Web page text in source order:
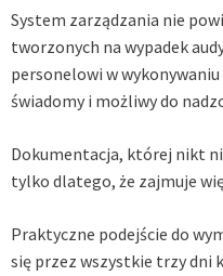
System zarządzania nie
tworzonych na wypadek
personelowi w
świadomy i możliwy do
Dokumentacja, której nikt
tylko dlatego, że zajmuje
Praktyczne podejście do
się przez wszystkie trzy dni